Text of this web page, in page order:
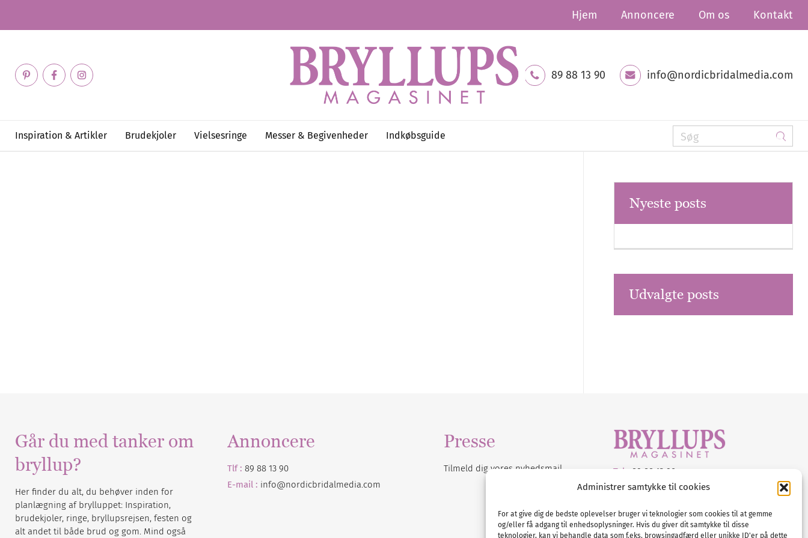
Administrer samtykke til cookies
For at give dig de bedste oplevelser bruger vi teknologier som cookies til at gemme
og/eller få adgang til enhedsoplysninger. Hvis du giver dit samtykke til disse
teknologier, kan vi behandle data som f.eks. browsingadfærd eller unikke ID'er på dette
Hjem Annoncere Om os Kontakt
89 88 13 90 info@nordicbridalmedia.com
Inspiration & Artikler Brudekjoler Vielsesringe Messer & Begivenheder Indkøbsguide
Nyeste posts
Udvalgte posts
Går du med tanker om
bryllup?
Her finder du alt, du behøver inden for
planlægning af brylluppet: Inspiration,
brudekjoler, ringe, bryllupsrejsen, festen og
alt andet til både brud og gom. Mind også
Annoncere
Tlf : 89 88 13 90
E-mail : info@nordicbridalmedia.com
Presse
Tilmeld dig vores nyhedsmail Tel :
89 88 13 90
E-post:info@nordicbridalmedia.com
© All rights reserved.
Org.nr: DK34787271